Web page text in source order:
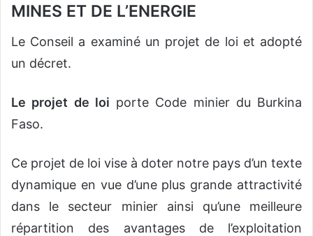
MINES ET DE L’ENERGIE
Le Conseil a examiné un projet de loi et adopté
un décret.
Le projet de loi porte Code minier du Burkina
Faso.
Ce projet de loi vise à doter notre pays d’un texte
dynamique en vue d’une plus grande attractivité
dans le secteur minier ainsi qu’une meilleure
répartition des avantages de l’exploitation